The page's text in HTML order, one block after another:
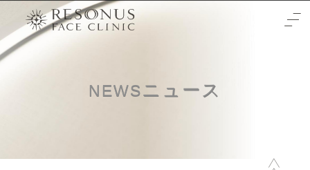
クリニックについて
-初めての方へ
NEWSニュース